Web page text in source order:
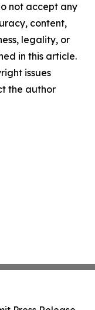
not accept any
content,
legality, or
in this article.
issues
the author